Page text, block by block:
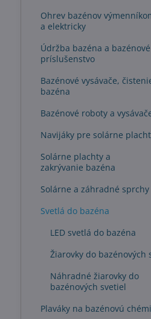
Ohrev bazénov
a elektricky
Údržba bazéna a bazénové
príslušenstvo
Bazénové vysávače,
bazéna
Bazénové roboty a
Navijáky pre solárne
Solárne plachty a
zakrývanie bazéna
Solárne a záhradné sprchy
Svetlá do bazéna
LED svetlá do bazéna
Žiarovky do bazénových
Náhradné žiarovky do
bazénových svetiel
Plaváky na bazénovú